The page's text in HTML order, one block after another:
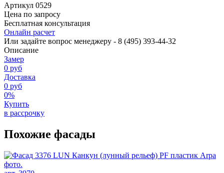
Артикул 0529
Цена по запросу
Бесплатная консультация
Онлайн расчет
Или задайте вопрос менеджеру - 8 (495) 393-44-32
Описание
Замер
0 руб
Доставка
0 руб
0%
Купить
в рассрочку
Похожие фасады